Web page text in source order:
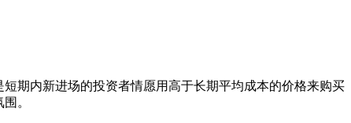
期内新进场的投资者情愿用高于长期平均成本的价格来购买
。